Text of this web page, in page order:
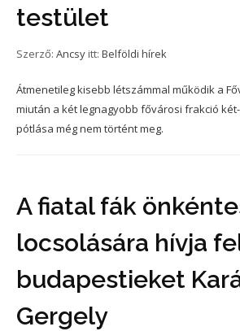
testület
Szerző: Ancsy itt: Belföldi hírek
Átmenetileg kisebb létszámmal működik a
miután a két legnagyobb fővárosi frakció
pótlása még nem történt meg.
A fiatal fák
locsolására hívja
budapestieket
Gergely